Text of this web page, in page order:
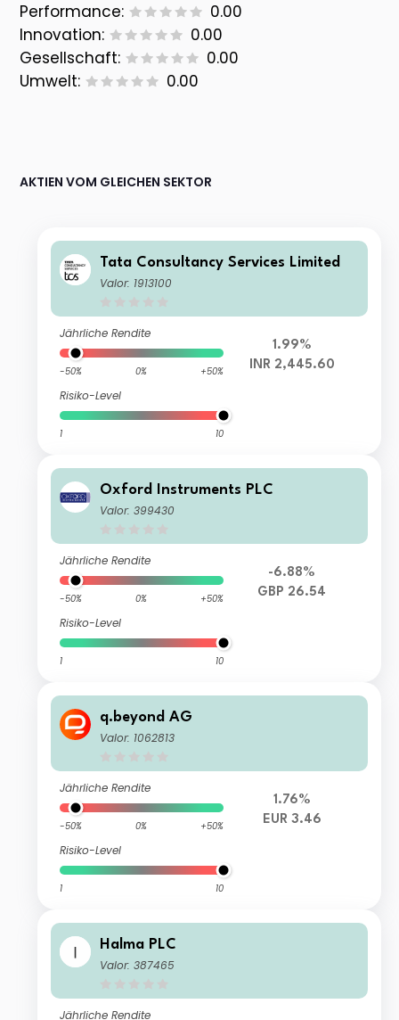
Performance:
0.00
Innovation:
0.00
Gesellschaft:
0.00
Umwelt:
0.00
AKTIEN VOM GLEICHEN SEKTOR
Tata Consultancy Services Limited
Valor: 1913100
Jährliche Rendite
-50% 0% +50%
Risiko-Level
1 10
1.99%
INR 2,445.60
Oxford Instruments PLC
Valor: 399430
Jährliche Rendite
-50% 0% +50%
Risiko-Level
1 10
-6.88%
GBP 26.54
q.beyond AG
Valor: 1062813
Jährliche Rendite
-50% 0% +50%
Risiko-Level
1 10
1.76%
EUR 3.46
Halma PLC
Valor: 387465
Jährliche Rendite